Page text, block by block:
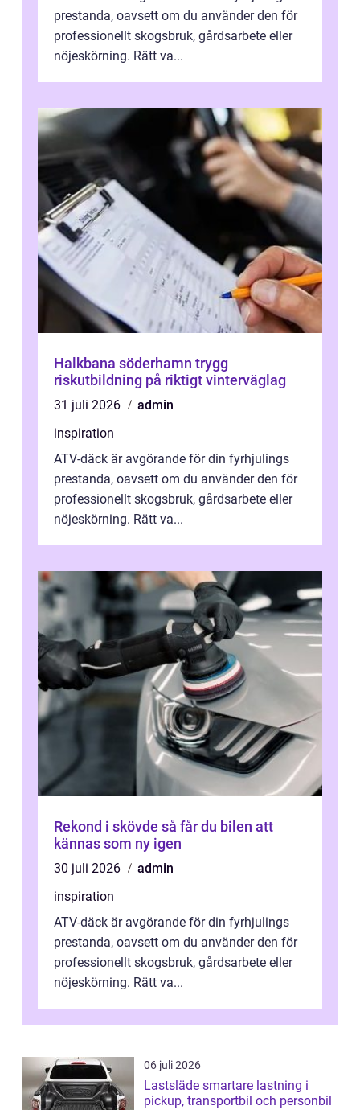
prestanda, oavsett om du använder den för
professionellt skogsbruk, gårdsarbete eller
nöjeskörning. Rätt va...
Halkbana söderhamn trygg
riskutbildning på riktigt vinterväglag
31 juli 2026
admin
inspiration
ATV-däck är avgörande för din fyrhjulings
prestanda, oavsett om du använder den för
professionellt skogsbruk, gårdsarbete eller
nöjeskörning. Rätt va...
Rekond i skövde så får du bilen att
kännas som ny igen
30 juli 2026
admin
inspiration
ATV-däck är avgörande för din fyrhjulings
prestanda, oavsett om du använder den för
professionellt skogsbruk, gårdsarbete eller
nöjeskörning. Rätt va...
06 juli 2026
Lastsläde smartare lastning i
pickup, transportbil och personbil